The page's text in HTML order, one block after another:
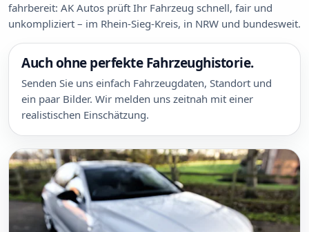
fahrbereit: AK Autos prüft Ihr Fahrzeug schnell, fair und
unkompliziert – im Rhein-Sieg-Kreis, in NRW und bundesweit.
Auch ohne perfekte Fahrzeughistorie.
Senden Sie uns einfach Fahrzeugdaten, Standort und
ein paar Bilder. Wir melden uns zeitnah mit einer
realistischen Einschätzung.